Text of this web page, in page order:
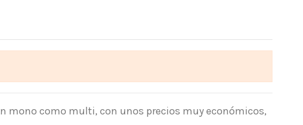
mono como multi, con unos precios muy económicos,